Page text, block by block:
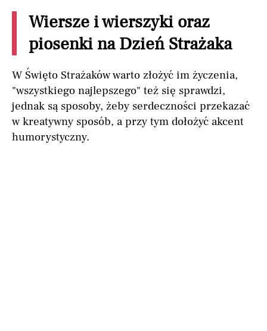
Wiersze i wierszyki oraz
piosenki na Dzień Strażaka
W Święto Strażaków warto złożyć im życzenia,
"wszystkiego najlepszego" też się sprawdzi,
jednak są sposoby, żeby serdeczności przekazać
w kreatywny sposób, a przy tym dołożyć akcent
humorystyczny.